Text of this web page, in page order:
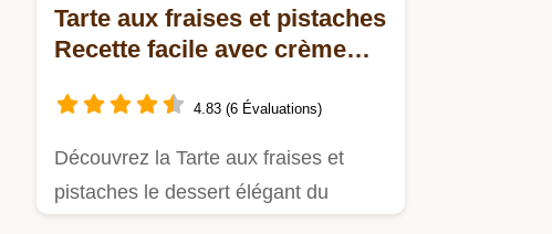
Tarte aux fraises et pistaches
Recette facile avec crème
4.83 (6 Évaluations)
Découvrez la Tarte aux fraises et
pistaches le dessert élégant du